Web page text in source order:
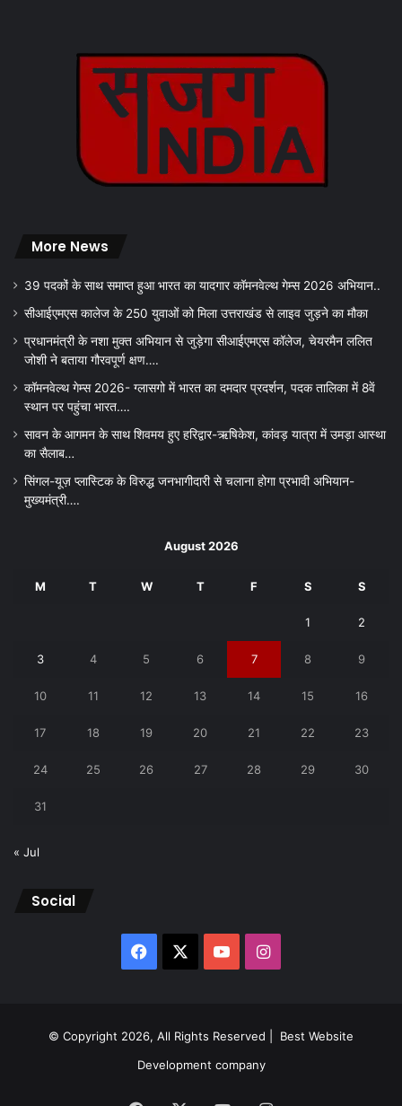
More News
39 पदकों के साथ समाप्त हुआ भारत का यादगार कॉमनवेल्थ गेम्स 2026 अभियान..
सीआईएमएस कालेज के 250 युवाओं को मिला उत्तराखंड से लाइव जुड़ने का मौका
प्रधानमंत्री के नशा मुक्त अभियान से जुड़ेगा सीआईएमएस कॉलेज, चेयरमैन ललित
जोशी ने बताया गौरवपूर्ण क्षण….
कॉमनवेल्थ गेम्स 2026- ग्लासगो में भारत का दमदार प्रदर्शन, पदक तालिका में 8वें
स्थान पर पहुंचा भारत….
सावन के आगमन के साथ शिवमय हुए हरिद्वार-ऋषिकेश, कांवड़ यात्रा में उमड़ा आस्था
का सैलाब…
सिंगल-यूज़ प्लास्टिक के विरुद्ध जनभागीदारी से चलाना होगा प्रभावी अभियान-
मुख्यमंत्री….
August 2026
M T W T F S S
1 2
3 4 5 6 7 8 9
10 11 12 13 14 15 16
17 18 19 20 21 22 23
24 25 26 27 28 29 30
31
« Jul
Social
Facebook YouTubeInstagram
© Copyright 2026, All Rights Reserved | Best Website
Development company